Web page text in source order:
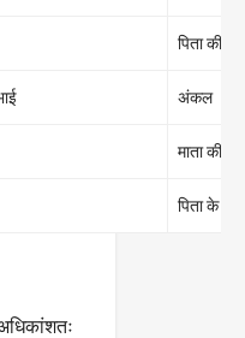
पिता की
अंकल
माता की
पिता के